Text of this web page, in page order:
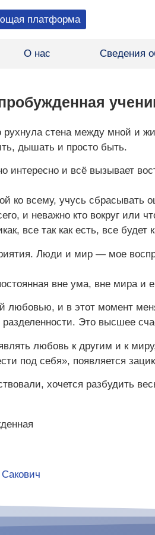
платформа
О нас Сведения
рухнула стена между мной и
дышать и просто быть.
интересно и всё вызывает
ко всему, учусь сбрасывать
и неважно кто вокруг или
все так как есть, все будет
Люди и мир — мое
вне ума, вне мира и
любовью, и в этот момент
Это высшее
любовь к другим и к
под себя», появляется
хочется разбудить